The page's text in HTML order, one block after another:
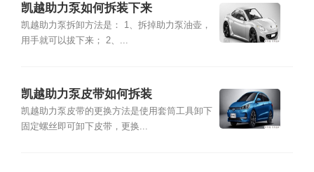
凯越助力泵如何拆装下来
凯越助力泵拆卸方法是： 1、拆掉助力泵油壶，
用手就可以拔下来； 2、...
凯越助力泵皮带如何拆装
凯越助力泵皮带的更换方法是使用套筒工具卸下
固定螺丝即可卸下皮带，更换...